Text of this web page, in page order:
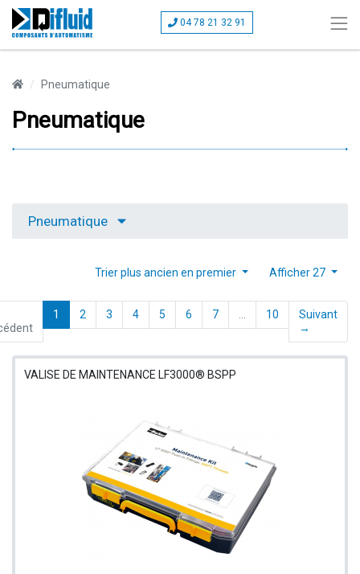
04 78 21 32 91
Pneumatique
Pneumatique
Pneumatique
Afficher 27
Trier plus ancien en premier
1 (current)
2 3 4 5 6 7 10
Suivant
→
VALISE DE MAINTENANCE LF3000® BSPP